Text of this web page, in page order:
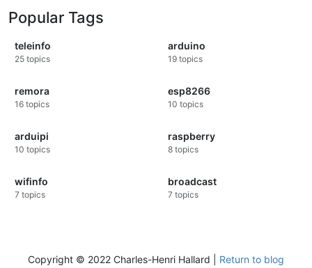
Popular Tags
teleinfo
25 topics
arduino
19 topics
remora
16 topics
esp8266
10 topics
arduipi
10 topics
raspberry
8 topics
wifinfo
7 topics
broadcast
7 topics
Copyright © 2022 Charles-Henri Hallard | Return to blog